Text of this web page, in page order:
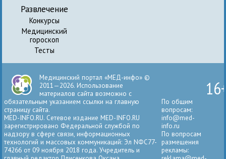
Развлечение
Конкурсы
Медицинский
гороскоп
Тесты
Медицинский портал «МЕД-инфо» ©
2011—2026. Использование
материалов сайта возможно с
обязательным указанием ссылки на главную
страницу сайта.
MED-INFO.RU. Сетевое издание MED-INFO.RU
зарегистрировано Федеральной службой по
надзору в сфере связи, информационных
технологий и массовых коммуникаций: Эл NФС77-
74266 от 09 ноября 2018 года. Учредитель и
По общим
вопросам:
info@med-
info.ru
По вопросам
размещения
рекламы: